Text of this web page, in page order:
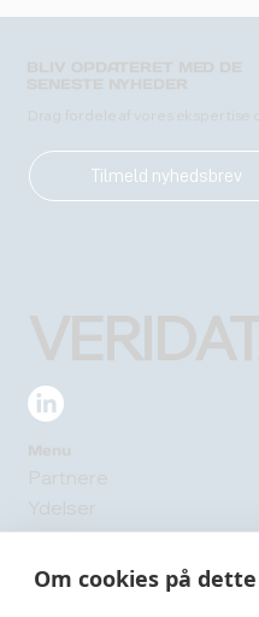
Om cookies på
Tilmeld nyhedsbrev
Ydelser
Om os
Blog